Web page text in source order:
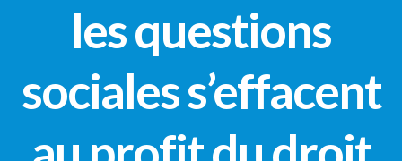
les questions
sociales s’effacent